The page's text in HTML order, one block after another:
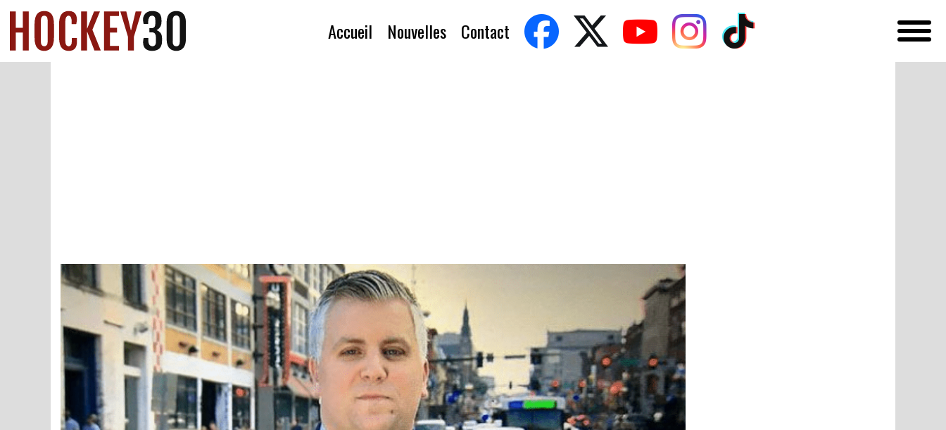
Accueil Nouvelles Contact